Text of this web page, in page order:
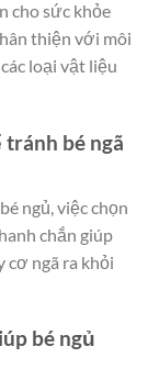
cho sức khỏe
thiện với môi
loại vật liệu
bé ngã
ngủ, việc chọn
chắn giúp
cơ ngã ra khỏi
bé ngủ